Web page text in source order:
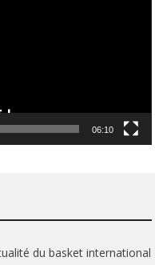
06:10
du basket international